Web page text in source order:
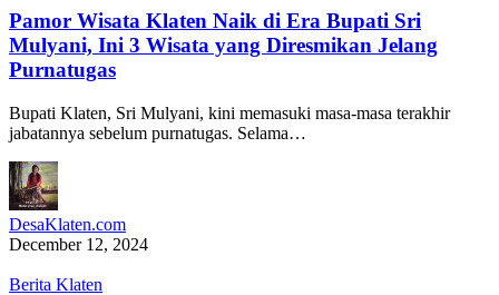
Pamor Wisata Klaten Naik di Era Bupati Sri
Mulyani, Ini 3 Wisata yang Diresmikan Jelang
Purnatugas
Bupati Klaten, Sri Mulyani, kini memasuki masa-masa terakhir
jabatannya sebelum purnatugas. Selama…
DesaKlaten.com
December 12, 2024
Berita Klaten